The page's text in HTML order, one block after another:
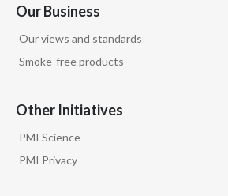
Our Business
Our views and standards
Smoke-free products
Other Initiatives
PMI Science
PMI Privacy